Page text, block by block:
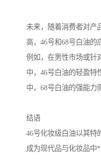
未来，随着消费者对产
高，46号和68号白油的
例如，在男性市场或针
中，46号白油的轻盈特
中，68号白油的强能力
结语
46号化妆级白油以其特
成为现代品与化妆品中*